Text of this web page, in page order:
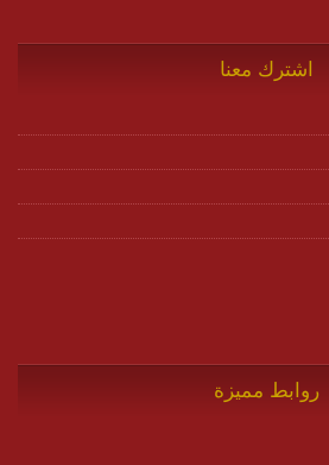
اشترك معنا
روابط مميزة